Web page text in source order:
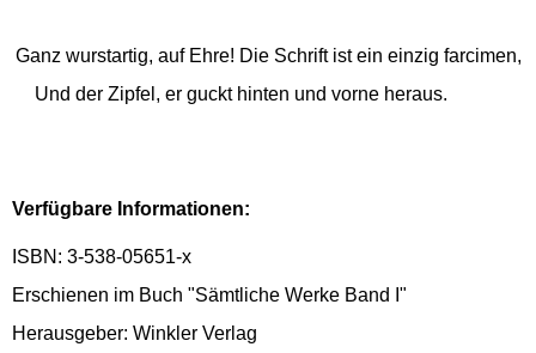
Ganz wurstartig, auf Ehre! Die Schrift ist ein einzig farcimen,
Und der Zipfel, er guckt hinten und vorne heraus.
Verfügbare Informationen:
ISBN: 3-538-05651-x
Erschienen im Buch "Sämtliche Werke Band I"
Herausgeber: Winkler Verlag